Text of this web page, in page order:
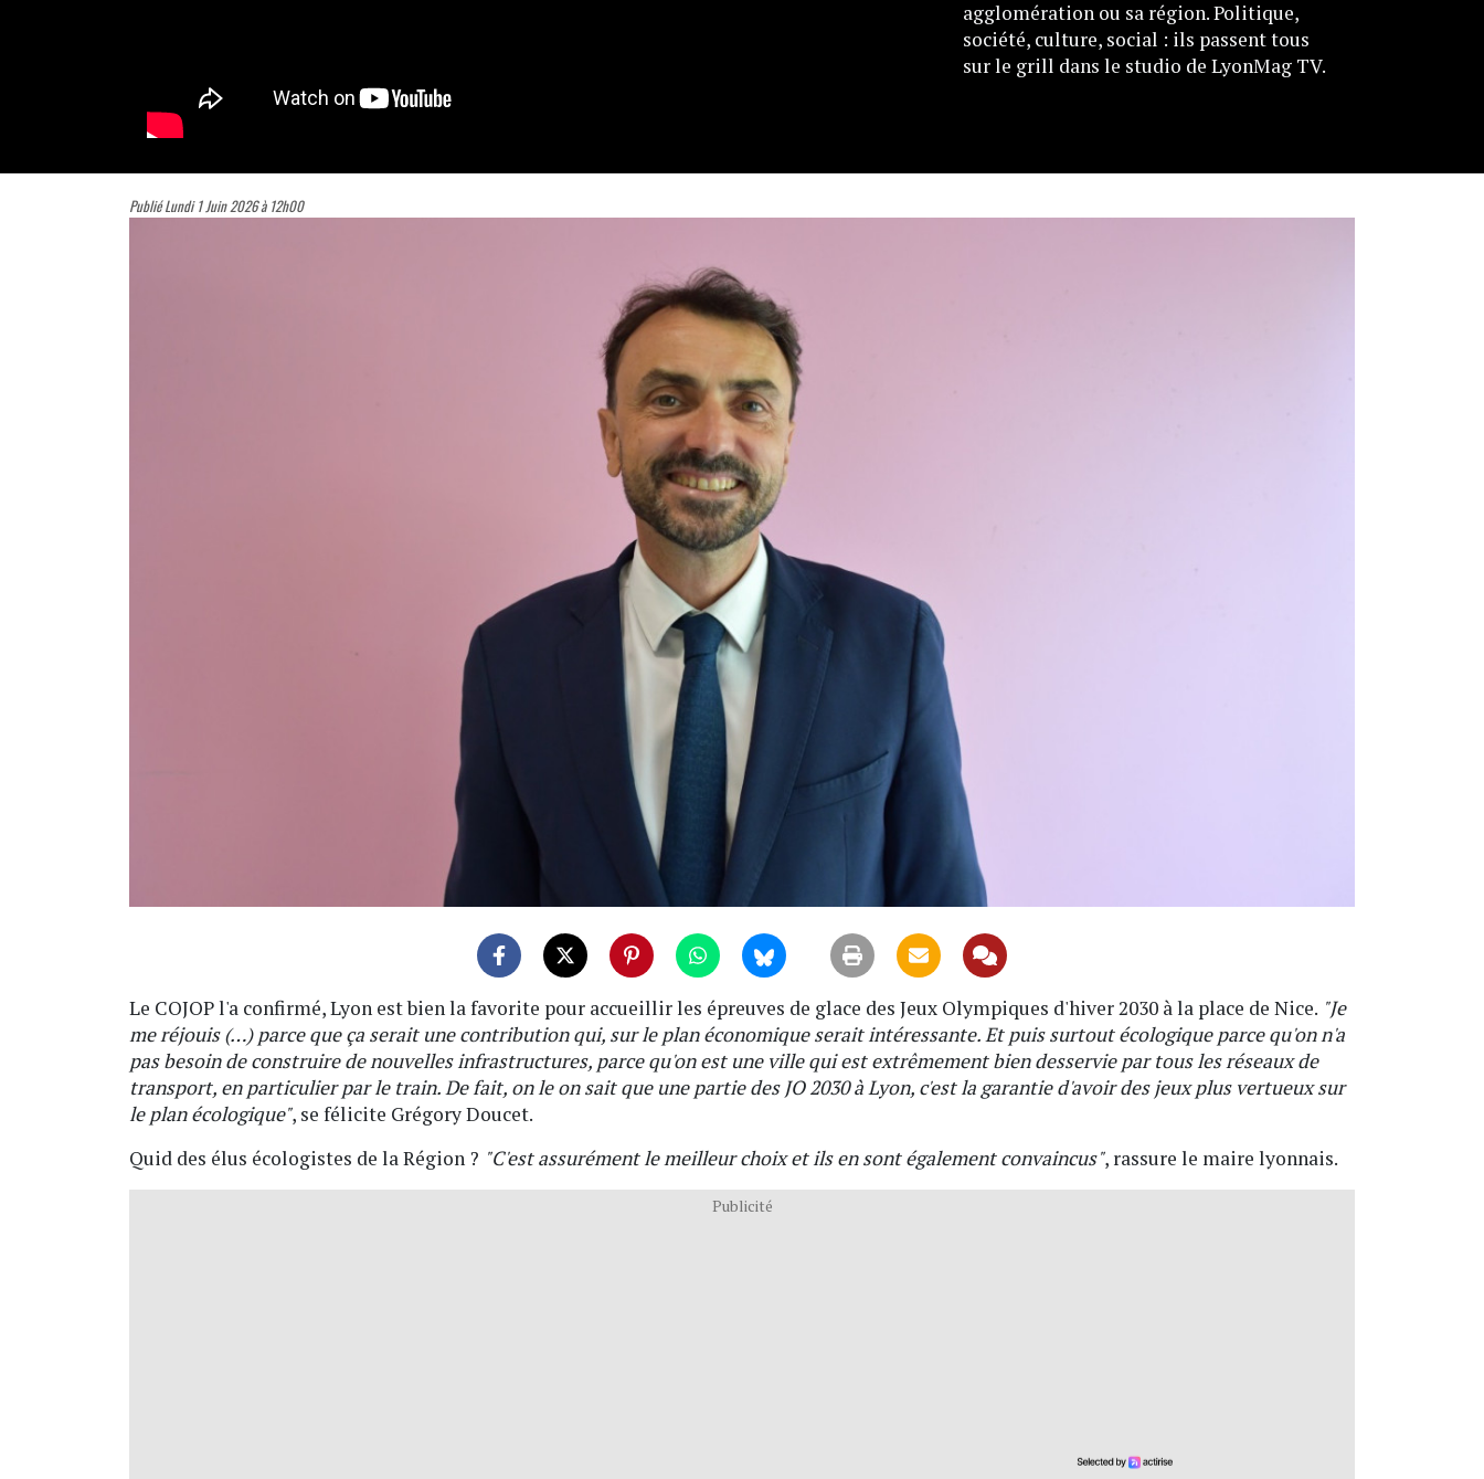
agglomération ou sa région. Politique,
société, culture, social : ils passent tous
sur le grill dans le studio de LyonMag TV.
Publié Lundi 1 Juin 2026 à 12h00
Le COJOP l'a confirmé, Lyon est bien la favorite pour accueillir les épreuves de glace des Jeux Olympiques d'hiver 2030 à la place de Nice. "Je
me réjouis (…) parce que ça serait une contribution qui, sur le plan économique serait intéressante. Et puis surtout écologique parce qu'on n'a
pas besoin de construire de nouvelles infrastructures, parce qu'on est une ville qui est extrêmement bien desservie par tous les réseaux de
transport, en particulier par le train. De fait, on le on sait que une partie des JO 2030 à Lyon, c'est la garantie d'avoir des jeux plus vertueux sur
le plan écologique", se félicite Grégory Doucet.
Quid des élus écologistes de la Région ? "C'est assurément le meilleur choix et ils en sont également convaincus", rassure le maire lyonnais.
Publicité